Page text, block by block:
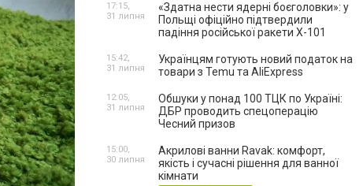
«Здатна нести ядерні боєголовки»: у
Польщі офіційно підтвердили
падіння російської ракети Х-101
17:15,
31 липня
Українцям готують новий податок на
товари з Temu та AliExpress
15:42,
31 липня
Обшуки у понад 100 ТЦК по Україні:
ДБР проводить спецоперацію
Чесний призов
12:05,
31 липня
Акрилові ванни Ravak: комфорт,
якість і сучасні рішення для ванної
кімнати
15:00,
30 липня